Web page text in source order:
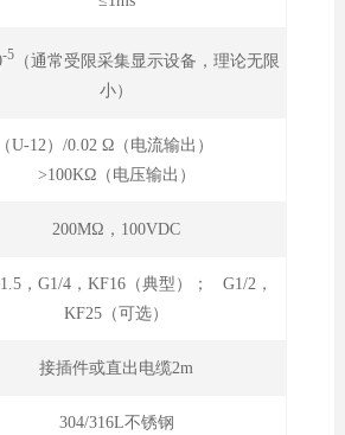
-5
（通常受限采集显示设备，理论无限
小）
U-12）/0.02 Ω（电流输出）
>100KΩ（电压输出）
200MΩ，100VDC
，G1/4，KF16（典型）； G1/2，
KF25（可选）
接插件或直出电缆2m
304/316L不锈钢